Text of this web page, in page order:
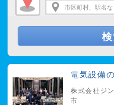
電気設備
株式会社ジ
市